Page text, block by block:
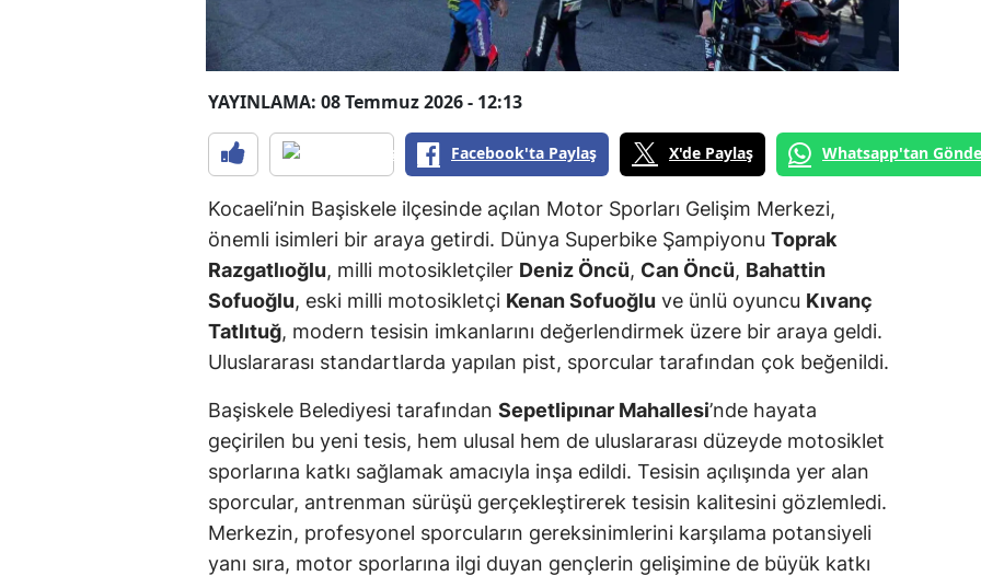
YAYINLAMA: 08 Temmuz 2026 - 12:13
Facebook'ta Paylaş X'de Paylaş Whatsapp'tan
Kocaeli’nin Başiskele ilçesinde açılan Motor Sporları Gelişim Merkezi,
önemli isimleri bir araya getirdi. Dünya Superbike Şampiyonu Toprak
Razgatlıoğlu, milli motosikletçiler Deniz Öncü, Can Öncü, Bahattin
Sofuoğlu, eski milli motosikletçi Kenan Sofuoğlu ve ünlü oyuncu Kıvanç
Tatlıtuğ, modern tesisin imkanlarını değerlendirmek üzere bir araya geldi.
Uluslararası standartlarda yapılan pist, sporcular tarafından çok beğenildi.
Başiskele Belediyesi tarafından Sepetlipınar Mahallesi’nde hayata
geçirilen bu yeni tesis, hem ulusal hem de uluslararası düzeyde motosiklet
sporlarına katkı sağlamak amacıyla inşa edildi. Tesisin açılışında yer alan
sporcular, antrenman sürüşü gerçekleştirerek tesisin kalitesini gözlemledi.
Merkezin, profesyonel sporcuların gereksinimlerini karşılama potansiyeli
yanı sıra, motor sporlarına ilgi duyan gençlerin gelişimine de büyük katkı